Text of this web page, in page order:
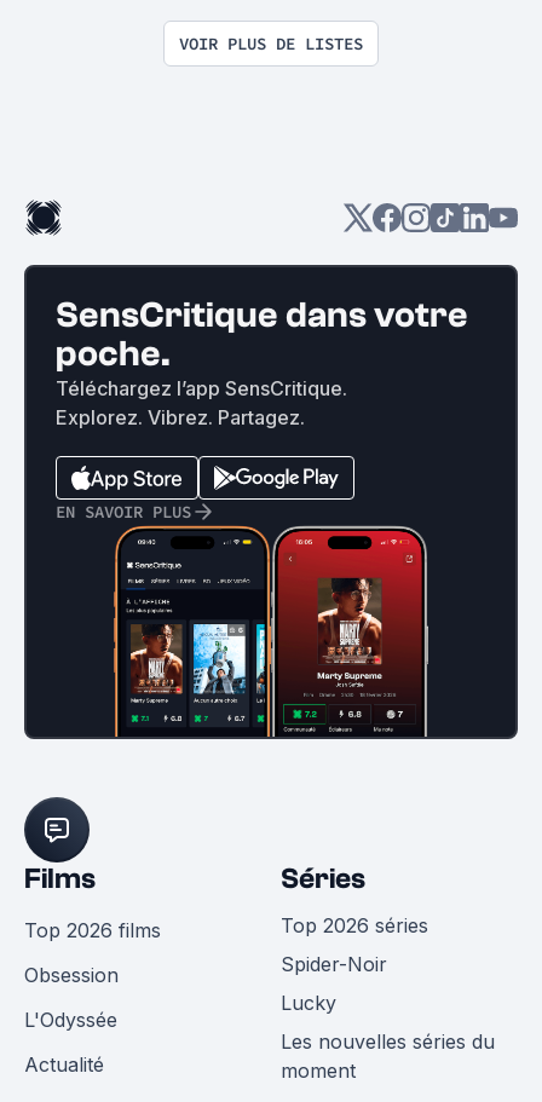
VOIR PLUS DE LISTES
SensCritique dans votre
poche.
Téléchargez l’app SensCritique.
Explorez. Vibrez. Partagez.
EN SAVOIR PLUS
Films
Top 2026 films
Obsession
L'Odyssée
Actualité
Séries
Top 2026 séries
Spider-Noir
Lucky
Les nouvelles séries du
moment